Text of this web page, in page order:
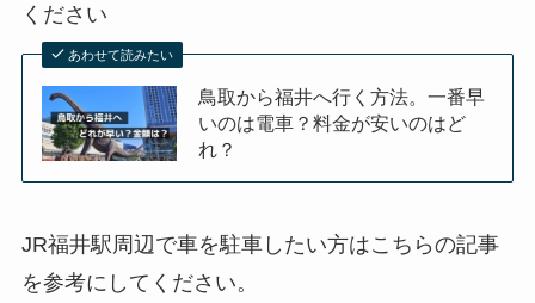
ください
あわせて読みたい
鳥取から福井へ行く方法。一番早
いのは電車？料金が安いのはど
れ？
JR福井駅周辺で車を駐車したい方はこちらの記事
を参考にしてください。